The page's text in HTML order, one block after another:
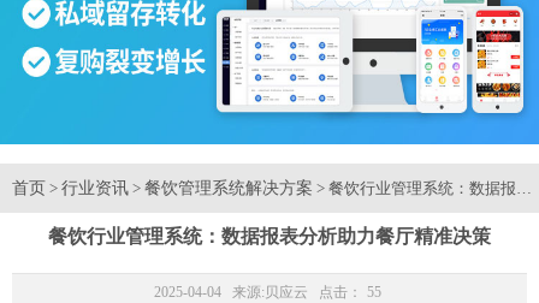
首页 > 行业资讯 > 餐饮管理系统解决方案 > 餐饮行业管理系统：数据报表
餐饮行业管理系统：数据报表分析助力餐厅精准决策
2025-04-04 来源: 贝应云 点击： 55